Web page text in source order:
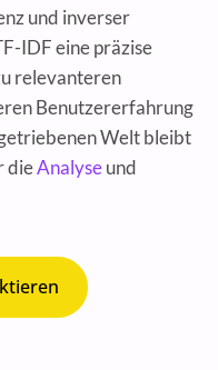
und inverser
IDF eine präzise
relevanteren
Benutzererfahrung
Welt bleibt
dieAnalyseund